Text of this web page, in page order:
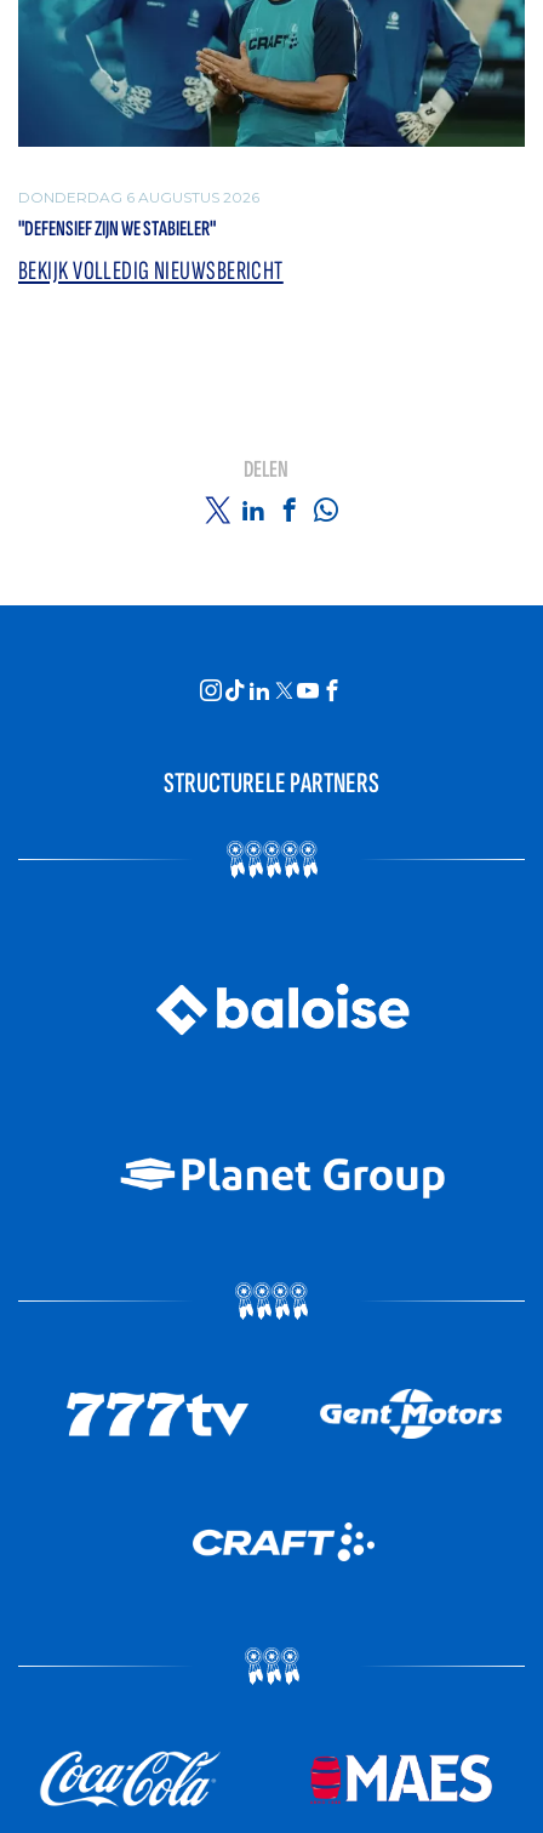
DONDERDAG 6 AUGUSTUS 2026
"DEFENSIEF ZIJN WE STABIELER"
BEKIJK VOLLEDIG NIEUWSBERICHT
DELEN
STRUCTURELE PARTNERS